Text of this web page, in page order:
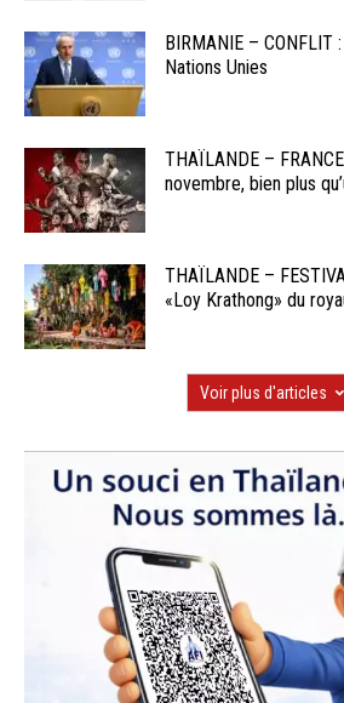
BIRMANIE –
Nations Unies
THAÏLANDE –
novembre, bien plus
THAÏLANDE –
«Loy Krathong» du
Voir plus d'articles